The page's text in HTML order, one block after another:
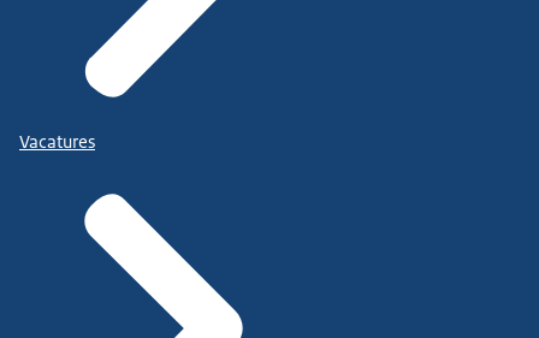
Vacatures